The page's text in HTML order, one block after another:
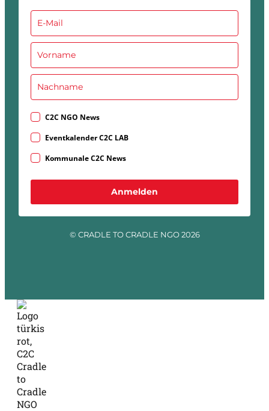
C2C NGO News
Eventkalender C2C LAB
Kommunale C2C News
Anmelden
© CRADLE TO CRADLE NGO 2026